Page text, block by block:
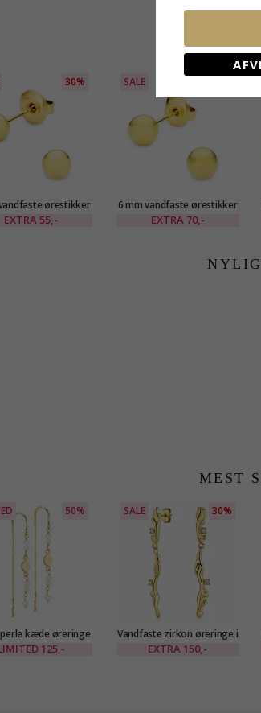
30%
ørestikker
stål - OCEANA
EXTRA 55,-
SALE
6 mm vandfaste ørestikker
i forgyldt stål - OCEANA
EXTRA 70,-
MEST
50%
kæde øreringe
messing - Eliné
125,-
SALE 30%
Vandfaste zirkon øreringe i
forgyldt stål - OCEANA
EXTRA 150,-